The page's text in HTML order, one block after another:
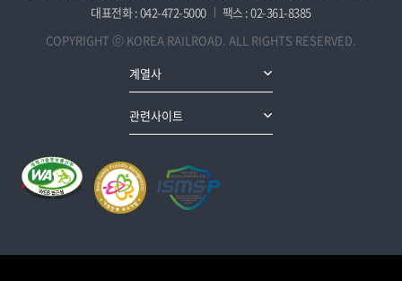
대표전화 : 042-472-5000
팩스 : 02-361-8385
COPYRIGHT ⓒ KOREA RAILROAD. ALL RIGHTS RESERVED.
계열사
관련사이트